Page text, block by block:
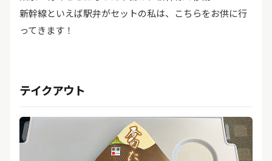
新幹線といえば駅弁がセットの私は、こちらをお供に行
ってきます！
テイクアウト